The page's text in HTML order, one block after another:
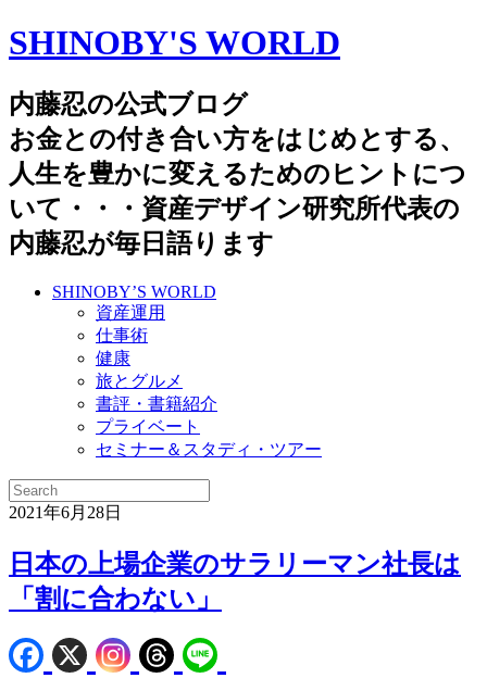
SHINOBY'S WORLD
内藤忍の公式ブログ
お金との付き合い方をはじめとする、
人生を豊かに変えるためのヒントにつ
いて・・・資産デザイン研究所代表の
内藤忍が毎日語ります
SHINOBY’S WORLD
資産運用
仕事術
健康
旅とグルメ
書評・書籍紹介
プライベート
セミナー＆スタディ・ツアー
2021年6月28日
日本の上場企業のサラリーマン社長は
「割に合わない」